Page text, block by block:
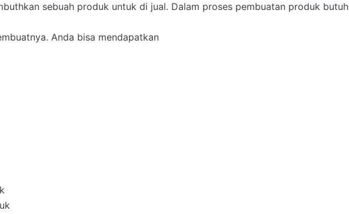
sebuah produk untuk di jual. Dalam proses pembuatan produk butuh
Anda bisa mendapatkan